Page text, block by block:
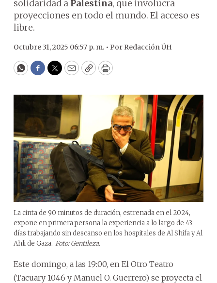
solidaridad a Palestina, que involucra
proyecciones en todo el mundo. El acceso es
libre.
Octubre 31, 2025 06:57 p. m. • Por Redacción ÚH
WhatsApp
Facebook
Twitter
EmailCopyPrint
La cinta de 90 minutos de duración, estrenada en el 2024,
expone en primera persona la experiencia a lo largo de 43
días trabajando sin descanso en los hospitales de Al Shifa y Al
Ahli de Gaza. Foto: Gentileza.
Este domingo, a las 19:00, en El Otro Teatro
(Tacuary 1046 y Manuel O. Guerrero) se proyecta el